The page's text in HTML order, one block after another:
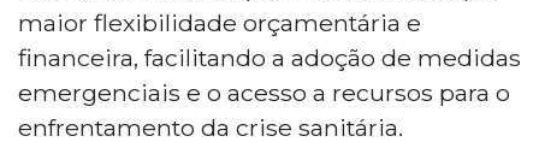
maior flexibilidade orçamentária e
financeira, facilitando a adoção de medidas
emergenciais e o acesso a recursos para o
enfrentamento da crise sanitária.